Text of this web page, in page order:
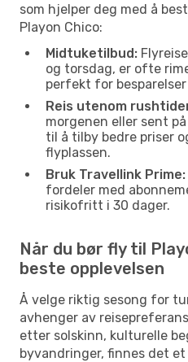
som hjelper deg med å
Playon Chico:
Midtuketilbud:
og torsdag, er ofte
perfekt for
Reis utenom
morgenen eller sent
til å tilby bedre priser
flyplassen.
Bruk Travellink Prime:
fordeler med
risikofritt i 30 dager.
Når du bør fly til
beste opplevelsen
Å velge riktig sesong for
avhenger av
etter solskinn, kulturelle
byvandringer, finnes det